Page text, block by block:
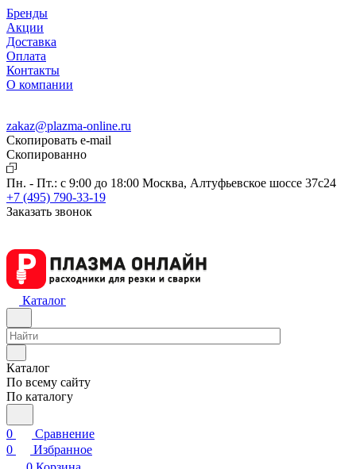
Бренды
Акции
Доставка
Оплата
Контакты
О компании
zakaz@plazma-online.ru
Скопировать e-mail
Cкопированно
Пн. - Пт.: с 9:00 до 18:00 Москва, Алтуфьевское шоссе 37с24
+7 (495) 790-33-19
Заказать звонок
Каталог
Каталог
По всему сайту
По каталогу
0
Сравнение
0
Избранное